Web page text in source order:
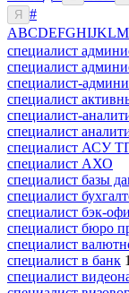
Я
#
ABCDEFGHIJKLM
специалист
специалист
специалист-
специалист
специалист-
специалист
специалист АСУ
специалист АХО
специалист базы
специалист
специалист бэк-
специалист бюро
специалист
специалист в банк 1
специалист